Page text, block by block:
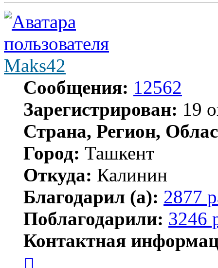
Maks42
Сообщения: 12562
Зарегистрирован: 19
Страна, Регион,
Город: Ташкент
Откуда: Калинин
Благодарил (а): 2877
Поблагодарили: 3246
Контактная